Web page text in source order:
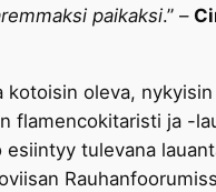
paikaksi.” –
kotoisin oleva, nykyisin
flamencokitaristi ja -
esiintyy tulevana